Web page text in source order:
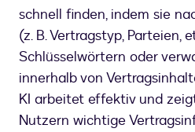
schnell finden, indem sie
(z. B. Vertragstyp, Parteien,
Schlüsselwörtern oder
innerhalb von
KI arbeitet effektiv und
Nutzern wichtige